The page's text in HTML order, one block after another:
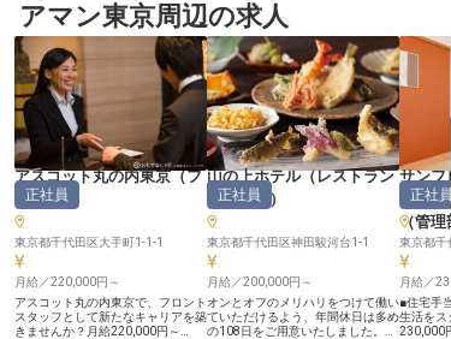
たホテルの運営も長年にわたり行な
う「株式会社アスコットジャパ
ン」。ホテルの特色をブランドごと
に変化させ、幅広い顧客層へサービ
スを提供しています。※この求人は
2024年1月10日時点の情報です
ィレクター兼インハウスデザイナー
としてご活躍いただきます。 撮影
企画からデザイン制作まで、あなた
の感性とスキルを存分に発揮し、心
温まるおもてなしの精神をビジュア
ルで表現してください。 チームと
協力し、お客様の記憶に残る美しい
瞬間を創り出す、やりがいのあるお
仕事です。 ーー【働きやすい環境
とキャリアアップの機会】 月給
250,000円〜320,000円、賞与年2
回（年間実績3ヵ月分）と、安定し
た収入を得ながら長く働ける環境で
す。 年間休日110日、有給休暇も入
社後すぐに付与されるため、プライ
ベートも大切にできます。 社会保
険完備はもちろん、社員割引制度や
保養所提携施設利用など、充実した
福利厚生も魅力。 勤続報奨制度も
あり、長期的なキャリア形成を応援
します。 ※2026年03月06日時点の
情報です
の求人は
です
アマン東京周辺の求人
アスコット丸の内東京（フ
ロント）
正社員
東京都千代田区大手町1-1-1
月給／220,000円～
アスコット丸の内東京で、フロント
スタッフとして新たなキャリアを築
きませんか？月給220,000円～
山の上ホテル（レストラン
サービス ）
正社員
東京都千代田区神田駿河台1-1
月給／200,000円～
オンとオフのメリハリをつけて働い
ていただけるよう、年間休日は多め
の108日をご用意いたしました。安
サンフ
ネジ
（管理
正社員
月給／
■住宅手
生活をス
230,000